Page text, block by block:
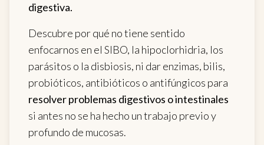
digestiva.
Descubre por qué no tiene sentido
enfocarnos en el SIBO, la hipoclorhidria, los
parásitos o la disbiosis, ni dar enzimas, bilis,
probióticos, antibióticos o antifúngicos para
resolver problemas digestivos o intestinales
si antes no se ha hecho un trabajo previo y
profundo de mucosas.